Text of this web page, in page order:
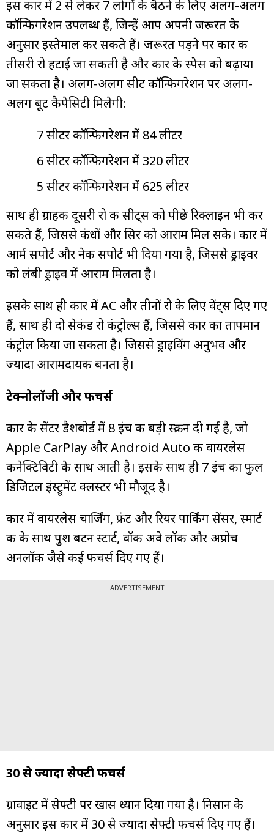
इस कार में 2 से लेकर 7 लोगों के बैठने के लिए अलग-अलग
कॉन्फिगरेशन उपलब्ध हैं, जिन्हें आप अपनी जरूरत के
अनुसार इस्तेमाल कर सकते हैं। जरूरत पड़ने पर कार की
तीसरी रो हटाई जा सकती है और कार के स्पेस को बढ़ाया
जा सकता है। अलग-अलग सीट कॉन्फिगरेशन पर अलग-
अलग बूट कैपेसिटी मिलेगी:
7 सीटर कॉन्फिगरेशन में 84 लीटर
6 सीटर कॉन्फिगरेशन में 320 लीटर
5 सीटर कॉन्फिगरेशन में 625 लीटर
साथ ही ग्राहक दूसरी रो की सीट्स को पीछे रिक्लाइन भी कर
सकते हैं, जिससे कंधों और सिर को आराम मिल सके। कार में
आर्म सपोर्ट और नेक सपोर्ट भी दिया गया है, जिससे ड्राइवर
को लंबी ड्राइव में आराम मिलता है।
इसके साथ ही कार में AC और तीनों रो के लिए वेंट्स दिए गए
हैं, साथ ही दो सेकंड रो कंट्रोल्स हैं, जिससे कार का तापमान
कंट्रोल किया जा सकता है। जिससे ड्राइविंग अनुभव और
ज्यादा आरामदायक बनता है।
टेक्नोलॉजी और फीचर्स
कार के सेंटर डैशबोर्ड में 8 इंच की बड़ी स्क्रीन दी गई है, जो
Apple CarPlay और Android Auto की वायरलेस
कनेक्टिविटी के साथ आती है। इसके साथ ही 7 इंच का फुल
डिजिटल इंस्ट्रूमेंट क्लस्टर भी मौजूद है।
कार में वायरलेस चार्जिंग, फ्रंट और रियर पार्किंग सेंसर, स्मार्ट
की के साथ पुश बटन स्टार्ट, वॉक अवे लॉक और अप्रोच
अनलॉक जैसे कई फीचर्स दिए गए हैं।
ADVERTISEMENT
30 से ज्यादा सेफ्टी फीचर्स
ग्रावाइट में सेफ्टी पर खास ध्यान दिया गया है। निसान के
अनुसार इस कार में 30 से ज्यादा सेफ्टी फीचर्स दिए गए हैं।